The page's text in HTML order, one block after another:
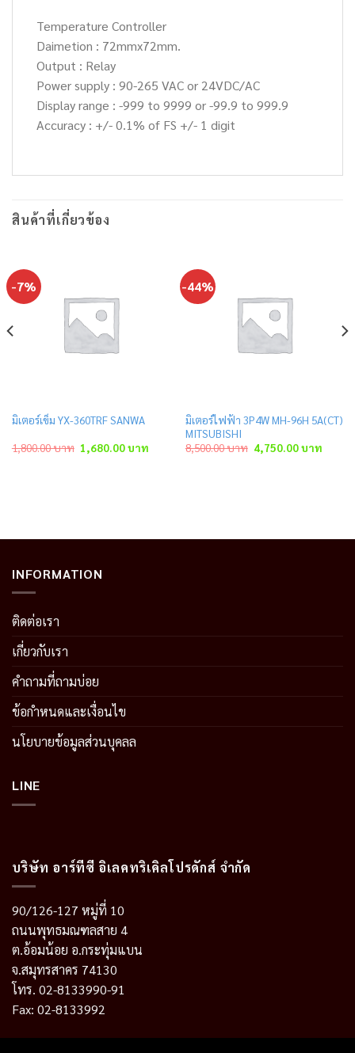
Temperature Controller
Daimetion : 72mmx72mm.
Output : Relay
Power supply : 90-265 VAC or 24VDC/AC
Display range : -999 to 9999 or -99.9 to 999.9
Accuracy : +/- 0.1% of FS +/- 1 digit
สินค้าที่เกี่ยวข้อง
-7%
มิเตอร์เข็ม YX-360TRF SANWA
1,800.00บาท Original
price
1,680.00บาทCurrent
price
-44%
มิเตอร์ไฟฟ้า 3P4W MH-96H 5A(CT)
MITSUBISHI
8,500.00บาท Original
price
4,750.00บาท
price
INFORMATION
ติดต่อเรา
เกี่ยวกับเรา
คำถามที่ถามบ่อย
ข้อกำหนดและเงื่อนไข
นโยบายข้อมูลส่วนบุคลล
LINE
บริษัท อาร์ทีซี อิเลคทริเคิลโปรดักส์ จำกัด
90/126-127 หมู่ที่ 10
ถนนพุทธมณฑลสาย 4
ต.อ้อมน้อย อ.กระทุ่มแบน
จ.สมุทรสาคร 74130
โทร. 02-8133990-91
Fax: 02-8133992